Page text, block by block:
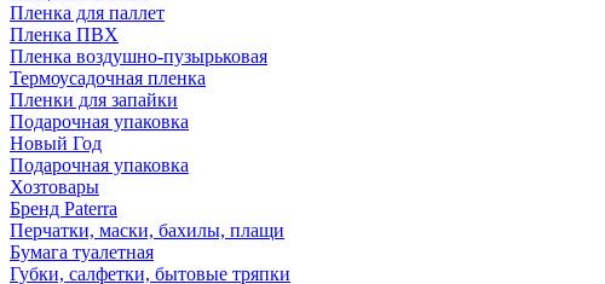
Пленка для паллет
Пленка ПВХ
Пленка воздушно-пузырьковая
Термоусадочная пленка
Пленки для запайки
Подарочная упаковка
Новый Год
Подарочная упаковка
Хозтовары
Бренд Paterra
Перчатки, маски, бахилы, плащи
Бумага туалетная
Губки, салфетки, бытовые тряпки